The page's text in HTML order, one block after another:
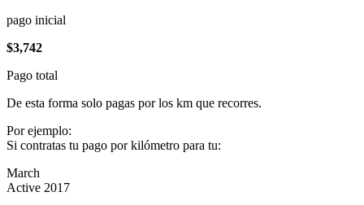
pago inicial
$3,742
Pago total
De esta forma solo pagas por los km que recorres.
Por ejemplo:
Si contratas tu pago por kilómetro para tu:
March
Active 2017